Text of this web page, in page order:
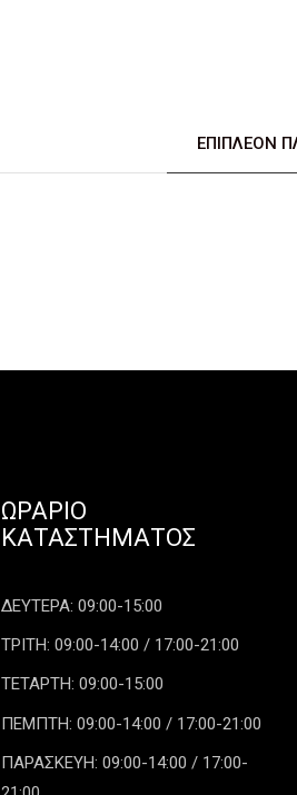
ΕΠΙΠΛΈΟΝ
ΩΡΆΡΙΟ
ΚΑΤΑΣΤΉΜΑΤΟΣ
ΔΕΥΤΕΡΑ: 09:00-15:00
ΤΡΙΤΗ: 09:00-14:00 / 17:00-21:00
ΤΕΤΑΡΤΗ: 09:00-15:00
ΠΕΜΠΤΗ: 09:00-14:00 / 17:00-21:00
ΠΑΡΑΣΚΕΥΗ: 09:00-14:00 / 17:00-